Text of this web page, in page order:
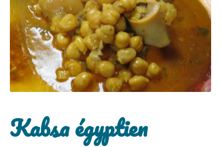
Kabsa égyptien